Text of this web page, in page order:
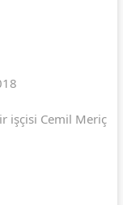
işçisi Cemil Meriç